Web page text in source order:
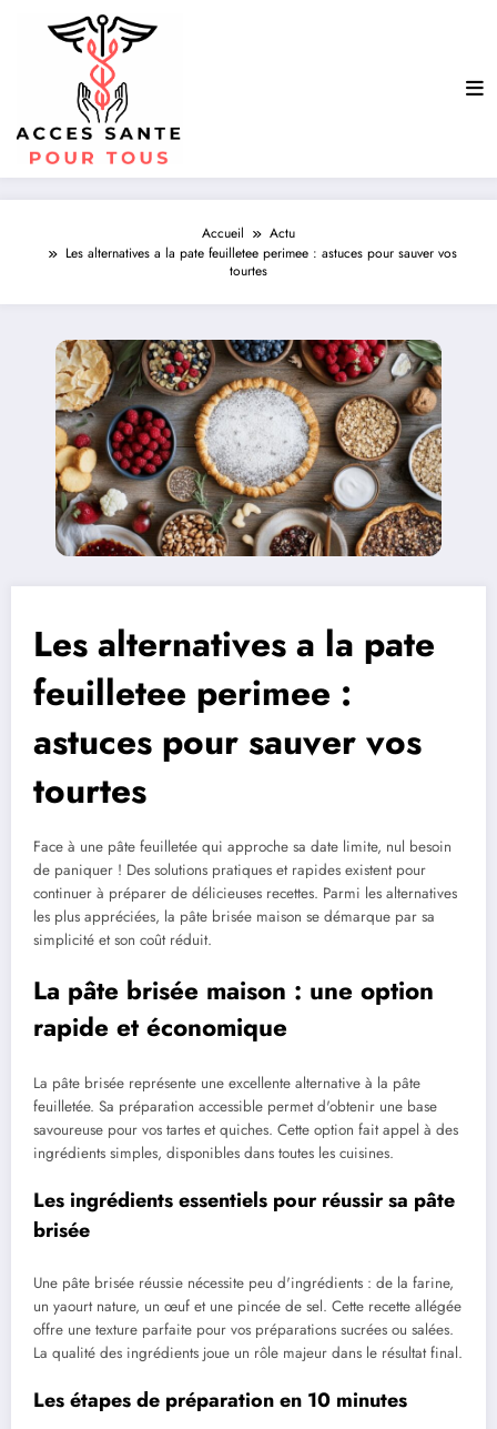
Accueil
Actu
Les alternatives a la pate feuilletee perimee : astuces pour sauver vos
tourtes
Les alternatives a la pate
feuilletee perimee :
astuces pour sauver vos
tourtes
Face à une pâte feuilletée qui approche sa date limite, nul besoin
de paniquer ! Des solutions pratiques et rapides existent pour
continuer à préparer de délicieuses recettes. Parmi les alternatives
les plus appréciées, la pâte brisée maison se démarque par sa
simplicité et son coût réduit.
La pâte brisée maison : une option
rapide et économique
La pâte brisée représente une excellente alternative à la pâte
feuilletée. Sa préparation accessible permet d'obtenir une base
savoureuse pour vos tartes et quiches. Cette option fait appel à des
ingrédients simples, disponibles dans toutes les cuisines.
Les ingrédients essentiels pour réussir sa pâte
brisée
Une pâte brisée réussie nécessite peu d'ingrédients : de la farine,
un yaourt nature, un œuf et une pincée de sel. Cette recette allégée
offre une texture parfaite pour vos préparations sucrées ou salées.
La qualité des ingrédients joue un rôle majeur dans le résultat final.
Les étapes de préparation en 10 minutes